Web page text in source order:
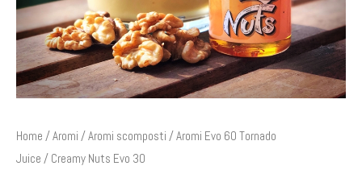
Home /Aromi /Aromi scomposti /Aromi Evo 60 Tornado
Juice / Creamy Nuts Evo 30